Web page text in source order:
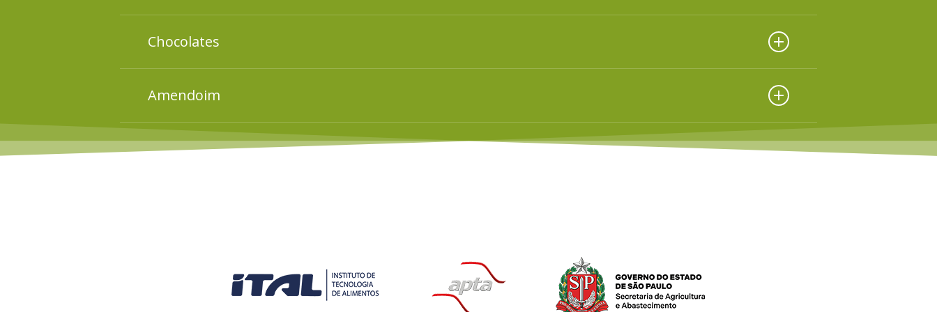
Chocolates
Amendoim
Conheça os ingredientes presentes nas composições dos produtos industrializados.